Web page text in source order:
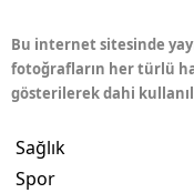
Bu internet sitesinde
fotoğrafların her türlü
gösterilerek dahi
Sağlık
Spor